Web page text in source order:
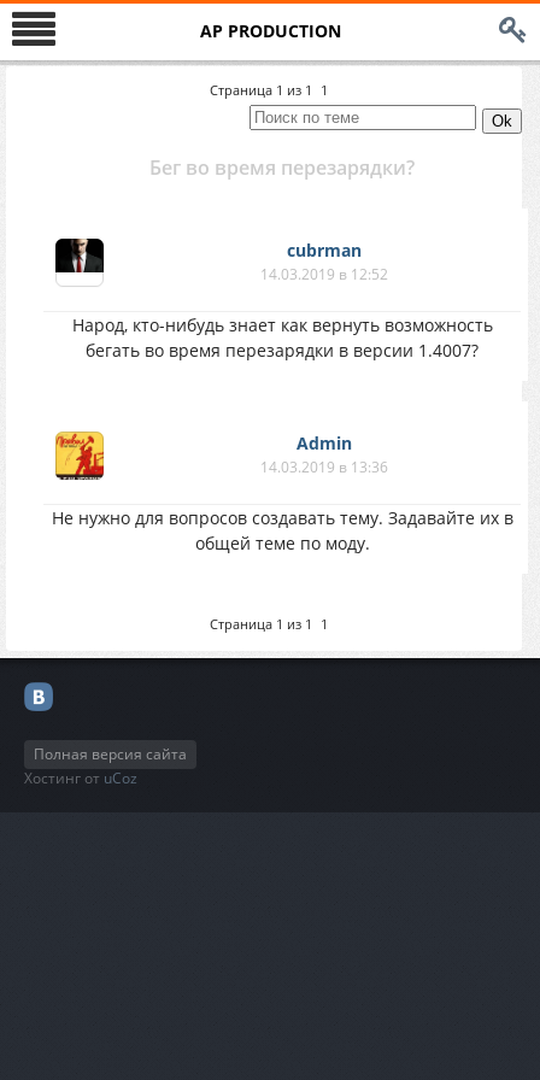
AP PRODUCTION
Страница 1 из 1 1
Бег во время перезарядки?
cubrman
14.03.2019 в 12:52
Народ, кто-нибудь знает как вернуть возможность
бегать во время перезарядки в версии 1.4007?
Аdmin
14.03.2019 в 13:36
Не нужно для вопросов создавать тему. Задавайте их в
общей теме по моду.
Страница 1 из 1 1
Полная версия сайта
Хостинг от uCoz